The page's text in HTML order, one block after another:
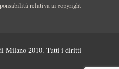
relativa ai copyright
Milano 2010. Tutti i diritti